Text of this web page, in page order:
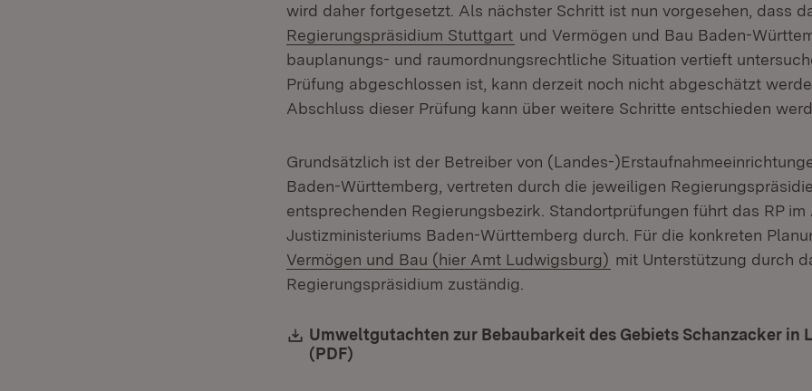
wird daher fortgesetzt. Als nächster Schritt ist nun vorgesehen, dass
Regierungspräsidium Stuttgart (Öffnet in neuem Fenster)
und Vermögen und Bau Baden-
bauplanungs- und raumordnungsrechtliche Situation vertieft
Prüfung abgeschlossen ist, kann derzeit noch nicht abgeschätzt
Abschluss dieser Prüfung kann über weitere Schritte entschieden
Grundsätzlich ist der Betreiber von (Landes-
Baden-Württemberg, vertreten durch die jeweiligen
entsprechenden Regierungsbezirk. Standortprüfungen führt das RP
Justizministeriums Baden-Württemberg durch. Für die konkreten
Vermögen und Bau (hier Amt Ludwigsburg) (Öffnet in neuem Fenster)
mit Unterstützung durch
Regierungspräsidium zuständig.
Download:
Umweltgutachten zur Bebaubarkeit des Gebiets Schanzacker in
(PDF)